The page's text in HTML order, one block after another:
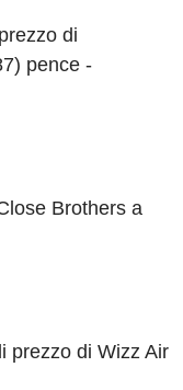
di
pence -
Brothers a
prezzo di Wizz Air